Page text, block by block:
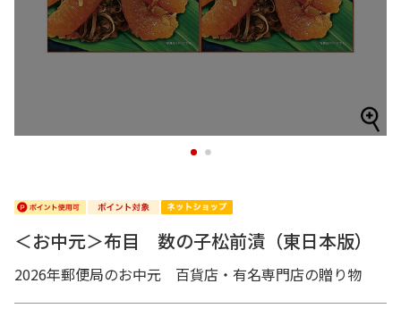
1 2
＜お中元＞布目 数の子松前漬（東日本版）
2026年郵便局のお中元 百貨店・有名専門店の贈り物